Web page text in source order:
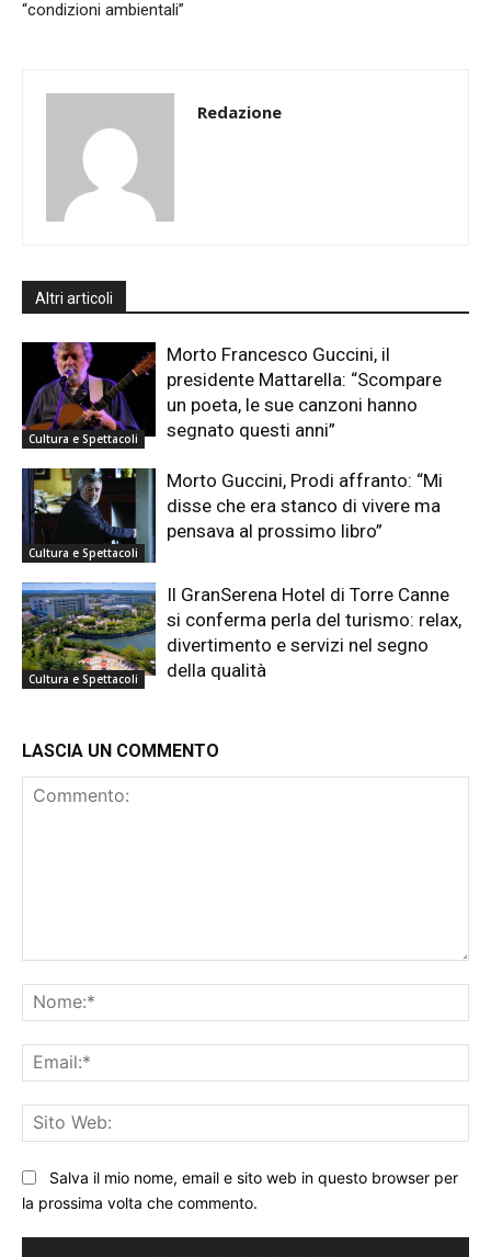
“condizioni ambientali”
Redazione
Altri articoli
Cultura e Spettacoli
Morto Francesco Guccini, il
presidente Mattarella: “Scompare
un poeta, le sue canzoni hanno
segnato questi anni”
Cultura e Spettacoli
Morto Guccini, Prodi affranto: “Mi
disse che era stanco di vivere ma
pensava al prossimo libro”
Cultura e Spettacoli
Il GranSerena Hotel di Torre Canne
si conferma perla del turismo: relax,
divertimento e servizi nel segno
della qualità
LASCIA UN COMMENTO
Salva il mio nome, email e sito web in questo browser per
la prossima volta che commento.